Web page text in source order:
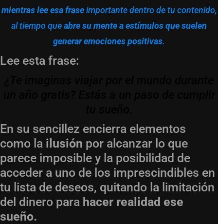
mientras lee esa fraseimportante dentro de tu contenido,
al tiempo queabre su mente a estímulos que suelen
generar emociones positivas.
Lee esta frase:
En su sencillez encierra elementos
como la ilusión por alcanzar lo que
parece imposible y la posibilidad de
acceder a uno de los imprescindibles en
tu lista de deseos, quitando la limitación
del dinero para hacer realidad ese
sueño.